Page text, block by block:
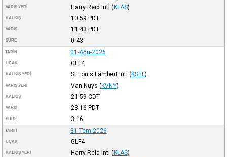
VARIŞ YERI Harry Reid Intl (KLAS)
KALKIŞ 10:59 PDT
VARIŞ 11:43 PDT
SÜRE 0:43
TARIH 01-Ağu-2026
UÇAK GLF4
KALKIŞ YERI St Louis Lambert Intl (KSTL )
VARIŞ YERI Van Nuys (KVNY)
KALKIŞ 21:59 CDT
VARIŞ 23:16 PDT
SÜRE 3:16
TARIH 31-Tem-2026
UÇAK GLF4
KALKIŞ YERI Harry Reid Intl (KLAS)